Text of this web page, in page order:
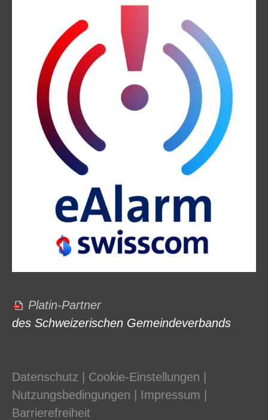
Platin-Partner
des Schweizerischen Gemeindeverbands
Datenschutz Cookie-Einstellungen
Nutzungsbedingungen
Impressum
Barrierefreiheit